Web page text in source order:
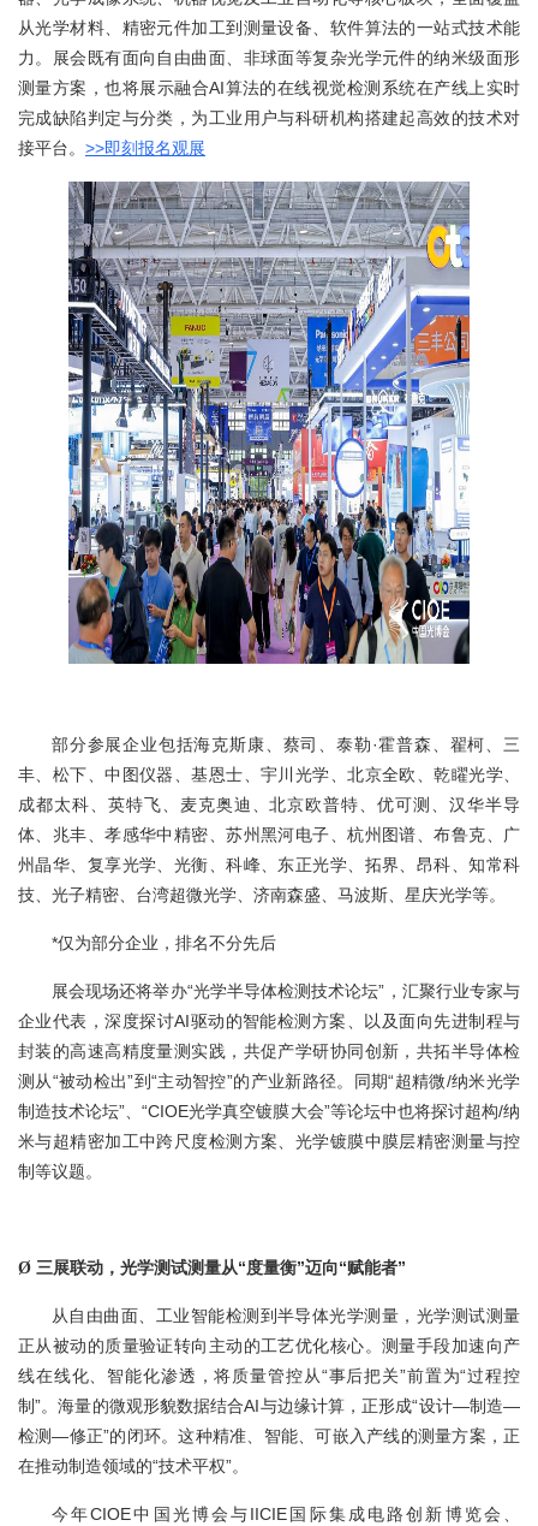
从光学材料、精密元件加工到测量设备、软件算法的一站式技术能
力。展会既有面向自由曲面、非球面等复杂光学元件的纳米级面形
测量方案，也将展示融合AI算法的在线视觉检测系统在产线上实时
完成缺陷判定与分类，为工业用户与科研机构搭建起高效的技术对
接平台。 >>即刻报名观展
部分参展企业包括海克斯康、蔡司、泰勒·霍普森、翟柯、三
丰、松下、中图仪器、基恩士、宇川光学、北京全欧、乾矅光学、
成都太科、英特飞、麦克奥迪、北京欧普特、优可测、汉华半导
体、兆丰、孝感华中精密、苏州黑河电子、杭州图谱、布鲁克、广
州晶华、复享光学、光衡、科峰、东正光学、拓界、昂科、知常科
技、光子精密、台湾超微光学、济南森盛、马波斯、星庆光学等。
*仅为部分企业，排名不分先后
展会现场还将举办“光学半导体检测技术论坛”，汇聚行业专家与
企业代表，深度探讨AI驱动的智能检测方案、以及面向先进制程与
封装的高速高精度量测实践，共促产学研协同创新，共拓半导体检
测从“被动检出”到“主动智控”的产业新路径。同期“超精微/纳米光学
制造技术论坛”、“CIOE光学真空镀膜大会”等论坛中也将探讨超构/纳
米与超精密加工中跨尺度检测方案、光学镀膜中膜层精密测量与控
制等议题。
Ø 三展联动，光学测试测量从“度量衡”迈向“赋能者”
从自由曲面、工业智能检测到半导体光学测量，光学测试测量
正从被动的质量验证转向主动的工艺优化核心。测量手段加速向产
线在线化、智能化渗透，将质量管控从“事后把关”前置为“过程控
制”。海量的微观形貌数据结合AI与边缘计算，正形成“设计—制造—
检测—修正”的闭环。这种精准、智能、可嵌入产线的测量方案，正
在推动制造领域的“技术平权”。
今年CIOE中国光博会与IICIE国际集成电路创新博览会、